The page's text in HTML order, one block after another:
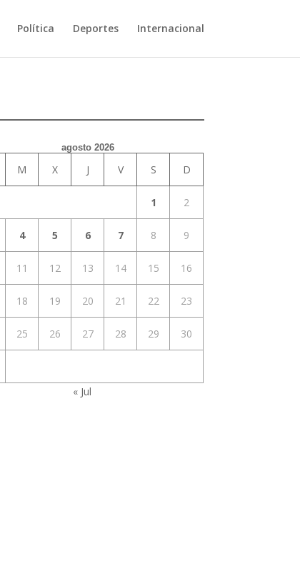
Política Deportes Internacional
agosto 2026
M X J V S D
1 2
4 5 6 7 8 9
11 12 13 14 15 16
18 19 20 21 22 23
25 26 27 28 29 30
« Jul